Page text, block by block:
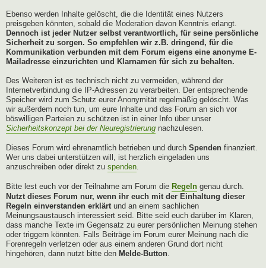
Ebenso werden Inhalte gelöscht, die die Identität eines Nutzers
preisgeben könnten, sobald die Moderation davon Kenntnis erlangt.
Dennoch ist jeder Nutzer selbst verantwortlich, für seine persönliche
Sicherheit zu sorgen. So empfehlen wir z.B. dringend, für die
Kommunikation verbunden mit dem Forum eigens eine anonyme E-
Mailadresse einzurichten und Klarnamen für sich zu behalten.
Des Weiteren ist es technisch nicht zu vermeiden, während der
Internetverbindung die IP-Adressen zu verarbeiten. Der entsprechende
Speicher wird zum Schutz eurer Anonymität regelmäßig gelöscht. Was
wir außerdem noch tun, um eure Inhalte und das Forum an sich vor
böswilligen Parteien zu schützen ist in einer Info über unser
Sicherheitskonzept bei der Neuregistrierung nachzulesen.
Dieses Forum wird ehrenamtlich betrieben und durch Spenden finanziert.
Wer uns dabei unterstützen will, ist herzlich eingeladen uns
anzuschreiben oder direkt zu spenden.
Bitte lest euch vor der Teilnahme am Forum die Regeln genau durch.
Nutzt dieses Forum nur, wenn ihr euch mit der Einhaltung dieser
Regeln einverstanden erklärtund an einem sachlichen
Meinungsaustausch interessiert seid. Bitte seid euch darüber im Klaren,
dass manche Texte im Gegensatz zu eurer persönlichen Meinung stehen
oder triggern könnten. Falls Beiträge im Forum eurer Meinung nach die
Forenregeln verletzen oder aus einem anderen Grund dort nicht
hingehören, dann nutzt bitte den Melde-Button.